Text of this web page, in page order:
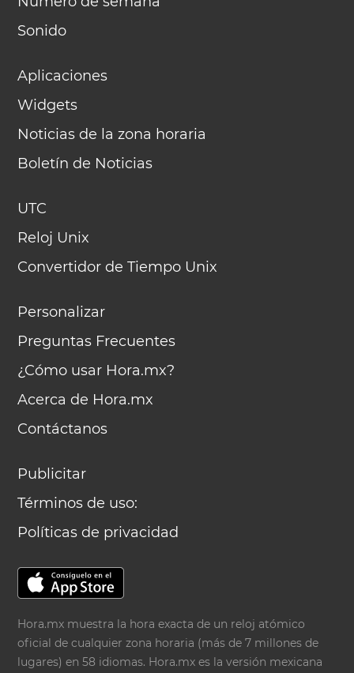
Sonido
Aplicaciones
Widgets
Noticias de la zona horaria
Boletín de Noticias
UTC
Reloj Unix
Convertidor de Tiempo Unix
Personalizar
Preguntas Frecuentes
¿Cómo usar Hora.mx?
Acerca de Hora.mx
Contáctanos
Publicitar
Términos de uso:
Políticas de privacidad
Hora.mx muestra la hora exacta de un reloj atómico
oficial de cualquier zona horaria (más de 7 millones de
lugares) en 58 idiomas. Hora.mx es la versión mexicana